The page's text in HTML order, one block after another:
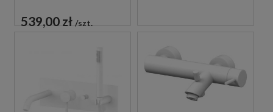
BIAŁA
539,00 zł szt.